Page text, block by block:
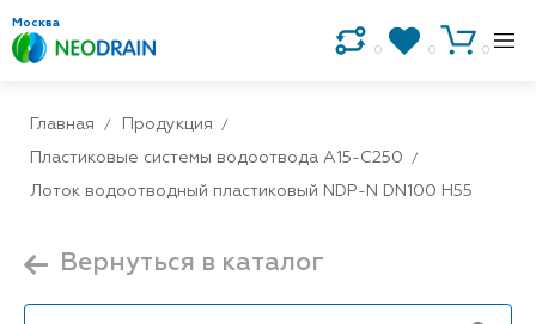
Москва
0 0 0
Главная
Продукция
Пластиковые системы водоотвода A15-C250
Лоток водоотводный пластиковый NDP-N DN100 H55
Вернуться в каталог